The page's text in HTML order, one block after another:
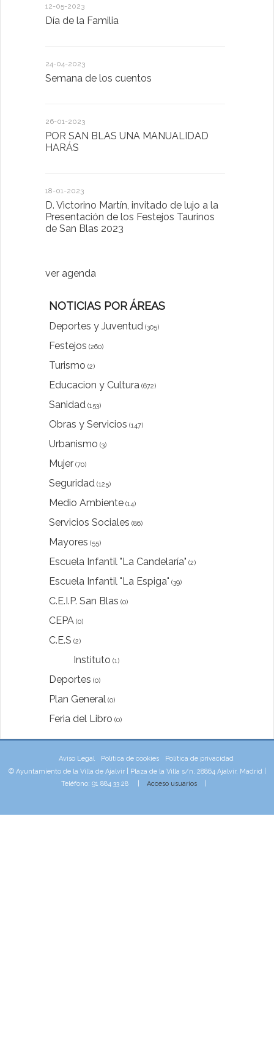
12-05-2023
Día de la Familia
24-04-2023
Semana de los cuentos
26-01-2023
POR SAN BLAS UNA MANUALIDAD
HARÁS
18-01-2023
D. Victorino Martín, invitado de lujo a la
Presentación de los Festejos Taurinos
de San Blas 2023
ver agenda
NOTICIAS POR ÁREAS
Deportes y Juventud (305)
Festejos (260)
Turismo (2)
Educacion y Cultura (672)
Sanidad (153)
Obras y Servicios (147)
Urbanismo (3)
Mujer (70)
Seguridad (125)
Medio Ambiente (14)
Servicios Sociales (86)
Mayores (55)
Escuela Infantil "La Candelaría" (2)
Escuela Infantil "La Espiga" (39)
C.E.I.P. San Blas (0)
CEPA (0)
C.E.S (2)
Instituto (1)
Deportes (0)
Plan General (0)
Feria del Libro (0)
Aviso Legal Política de cookies
Política de privacidad
© Ayuntamiento de la Villa de Ajalvir | Plaza de la Villa s/n, 28864 Ajalvir, Madrid |
Teléfono: 91 884 33 28 | Acceso usuarios|